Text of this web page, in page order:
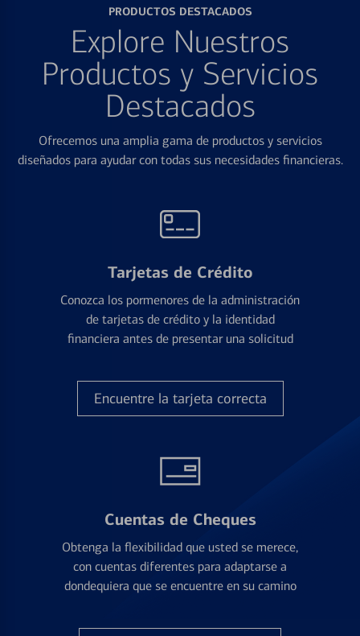
PRODUCTOS DESTACADOS
Explore Nuestros
Productos y Servicios
Destacados
Ofrecemos una amplia gama de productos y servicios
diseñados para ayudar con todas sus necesidades financieras.
Tarjetas de Crédito
Conozca los pormenores de la administración
de tarjetas de crédito y la identidad
financiera antes de presentar una solicitud
Encuentre la tarjeta correcta
Cuentas de Cheques
Obtenga la flexibilidad que usted se merece,
con cuentas diferentes para adaptarse a
dondequiera que se encuentre en su camino